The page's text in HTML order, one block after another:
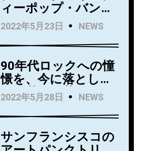
シングル
「Holding」のビデオ
を公開！
ィーポップ・バンド
Kindsightが5月25日
にデビュー・アルバ
ム『Swedish Punk』
をリリース！
2022年5月23日 NEWS
90年代ロックへの憧
憬を、今に落とし込
んだ若き俊英
Mommaが日本デビ
ューアルバム
『Household
Name』を7月にリリ
2022年5月28日 NEWS
サンフランシスコの